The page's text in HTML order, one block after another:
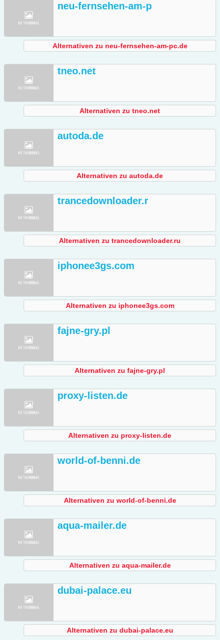
neu-fernsehen-am-p
Alternativen zu neu-fernsehen-am-pc.de
tneo.net
Alternativen zu tneo.net
autoda.de
Alternativen zu autoda.de
trancedownloader.r
Alternativen zu trancedownloader.ru
iphonee3gs.com
Alternativen zu iphonee3gs.com
fajne-gry.pl
Alternativen zu fajne-gry.pl
proxy-listen.de
Alternativen zu proxy-listen.de
world-of-benni.de
Alternativen zu world-of-benni.de
aqua-mailer.de
Alternativen zu aqua-mailer.de
dubai-palace.eu
Alternativen zu dubai-palace.eu